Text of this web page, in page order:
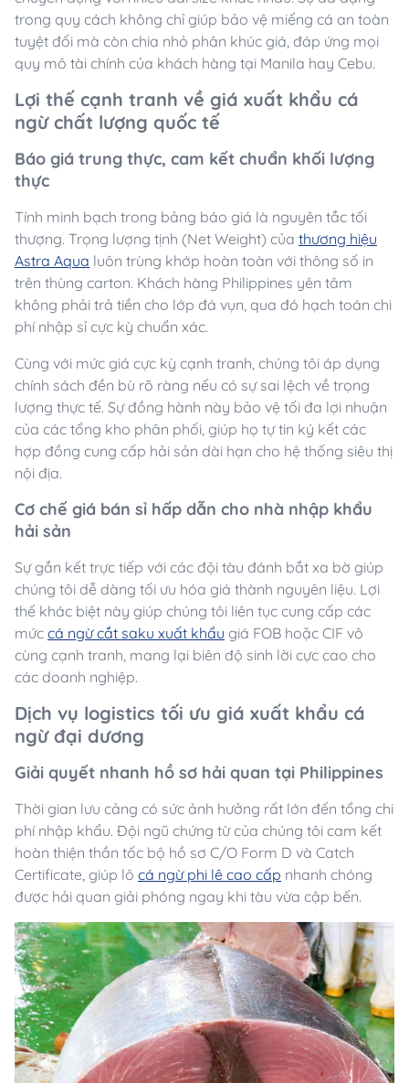
trong quy cách không chỉ giúp bảo vệ miếng cá an toàn
tuyệt đối mà còn chia nhỏ phân khúc giá, đáp ứng mọi
quy mô tài chính của khách hàng tại Manila hay Cebu.
Lợi thế cạnh tranh về giá xuất khẩu cá
ngừ chất lượng quốc tế
Báo giá trung thực, cam kết chuẩn khối lượng
thực
Tính minh bạch trong bảng báo giá là nguyên tắc tối
thượng. Trọng lượng tịnh (Net Weight) của thương hiệu
Astra Aqua luôn trùng khớp hoàn toàn với thông số in
trên thùng carton. Khách hàng Philippines yên tâm
không phải trả tiền cho lớp đá vụn, qua đó hạch toán chi
phí nhập sỉ cực kỳ chuẩn xác.
Cùng với mức giá cực kỳ cạnh tranh, chúng tôi áp dụng
chính sách đền bù rõ ràng nếu có sự sai lệch về trọng
lượng thực tế. Sự đồng hành này bảo vệ tối đa lợi nhuận
của các tổng kho phân phối, giúp họ tự tin ký kết các
hợp đồng cung cấp hải sản dài hạn cho hệ thống siêu thị
nội địa.
Cơ chế giá bán sỉ hấp dẫn cho nhà nhập khẩu
hải sản
Sự gắn kết trực tiếp với các đội tàu đánh bắt xa bờ giúp
chúng tôi dễ dàng tối ưu hóa giá thành nguyên liệu. Lợi
thế khác biệt này giúp chúng tôi liên tục cung cấp các
mức cá ngừ cắt saku xuất khẩu giá FOB hoặc CIF vô
cùng cạnh tranh, mang lại biên độ sinh lời cực cao cho
các doanh nghiệp.
Dịch vụ logistics tối ưu giá xuất khẩu cá
ngừ đại dương
Giải quyết nhanh hồ sơ hải quan tại Philippines
Thời gian lưu cảng có sức ảnh hưởng rất lớn đến tổng chi
phí nhập khẩu. Đội ngũ chứng từ của chúng tôi cam kết
hoàn thiện thần tốc bộ hồ sơ C/O Form D và Catch
Certificate, giúp lô cá ngừ phi lê cao cấp nhanh chóng
được hải quan giải phóng ngay khi tàu vừa cập bến.